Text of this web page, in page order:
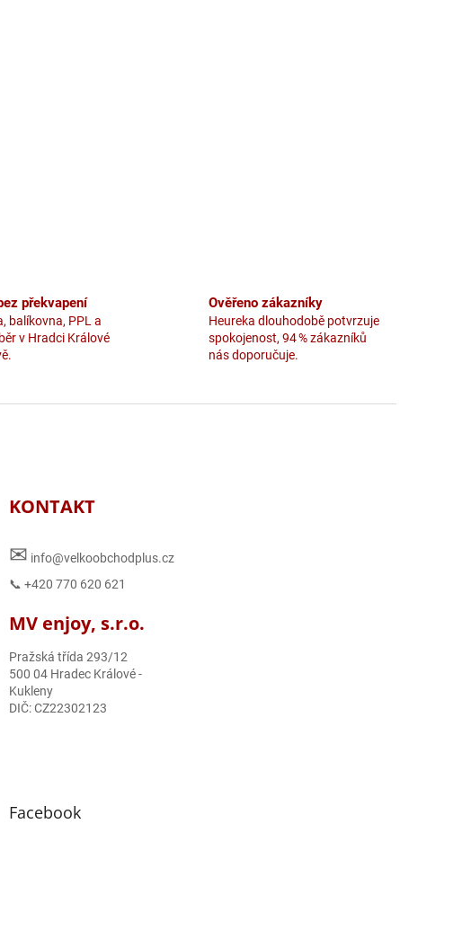
překvapení
balíkovna, PPL a
v Hradci Králové
Ověřeno zákazníky
Heureka dlouhodobě potvrzuje
spokojenost, 94 % zákazníků
nás doporučuje.
KONTAKT
✉ info@velkoobchodplus.cz
📞 +420 770 620 621
MV enjoy, s.r.o.
Pražská třída 293/12
500 04 Hradec Králové -
Kukleny
DIČ: CZ22302123
Facebook